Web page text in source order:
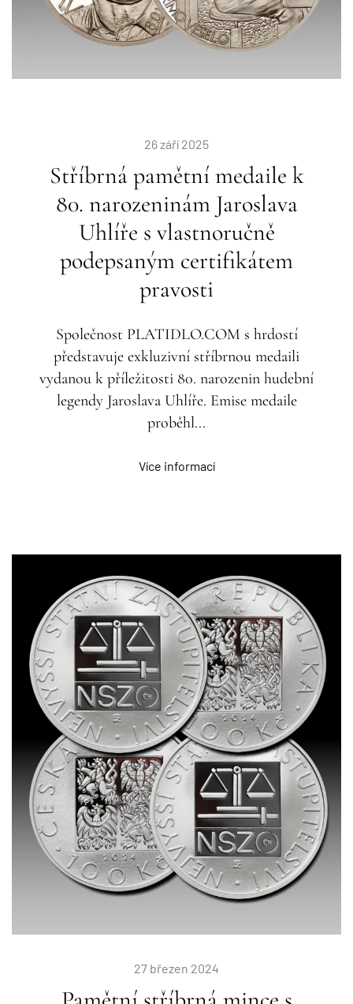
26 září 2025
Stříbrná pamětní medaile k
80. narozeninám Jaroslava
Uhlíře s vlastnoručně
podepsaným certifikátem
pravosti
Společnost PLATIDLO.COM s hrdostí
představuje exkluzivní stříbrnou medaili
vydanou k příležitosti 80. narozenin hudební
legendy Jaroslava Uhlíře. Emise medaile
proběhl...
Více informací
27 březen 2024